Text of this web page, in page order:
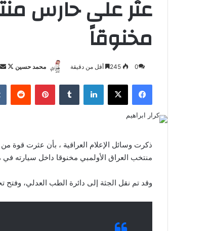
عثر على حارس
مخنوقاً
محمد حسين
تابع
0 أقل من دقيقة
فيسبوك ‫X لينكدإن بينتيريست
ذكرت وسائل الإعلام العراقية ، بأن عثرت قوة
منتخب العراق الأولمبي مخنوقا داخل سيارته
وقد تم نقل الجثة إلى دائرة الطب العدلي، وفتح